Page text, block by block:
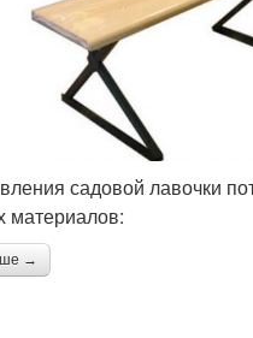
садовой лавочки
материалов:
→